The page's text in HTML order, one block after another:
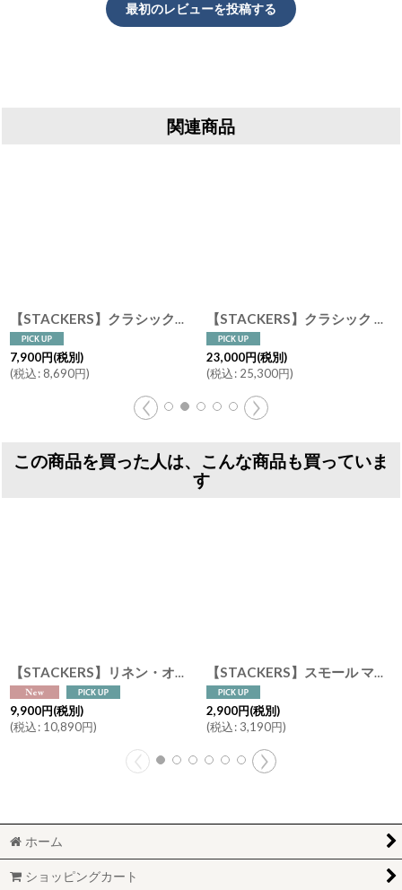
最初のレビューを投稿する
関連商品
[75880
【STACKERS】クラシック ドロワー ジュエリーケース 20 sec トープ グレージュ Taupe 引き出し スタッカーズ
7,900円(税別)
(税込: 8,690円)
【STACKERS】クラシック ドロワー ジュエリーボックス 選べる3個セット ブラッシュピンク BlushPink スタッカーズ
23,000円(税別)
(税込: 25,300円)
この商品を買った人は、こんな商品も買っていま
す
【STACKERS】リネン・オートミール ネックレスハンガー Linen / Oatmeal Necklace Hanger スタッカーズ ロンドン UK
9,900円(税別)
(税込: 10,890円)
【STACKERS】スモール マーブル ティー バー ジュエリースタンド Small Marble T Bar Jewellery Stand スタッカーズ
2,900円(税別)
(税込: 3,190円)
ホーム
ショッピングカート